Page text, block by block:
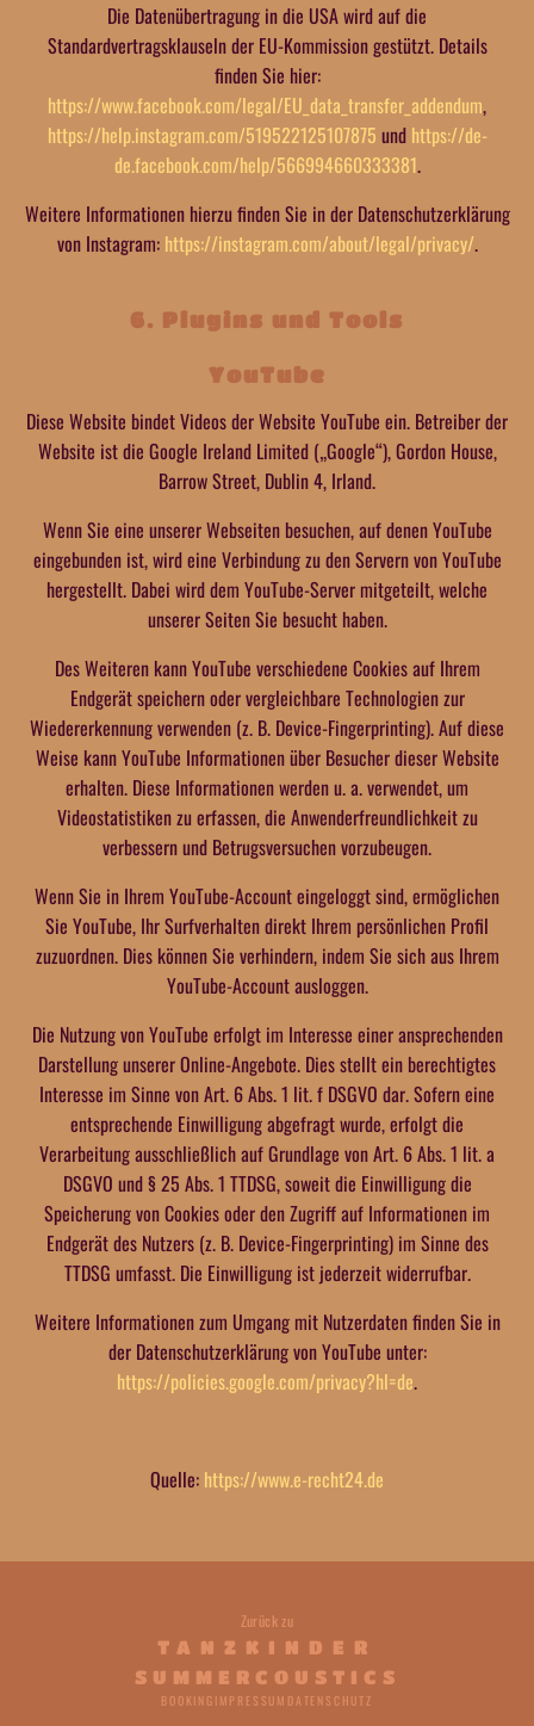
Die Datenübertragung in die USA wird auf die
Standardvertragsklauseln der EU-Kommission gestützt. Details
finden Sie hier:
https://www.facebook.com/legal/EU_data_transfer_addendum,
https://help.instagram.com/519522125107875 und https://de-
de.facebook.com/help/566994660333381.
Weitere Informationen hierzu finden Sie in der Datenschutzerklärung
von Instagram: https://instagram.com/about/legal/privacy/.
6. Plugins und Tools
YouTube
Diese Website bindet Videos der Website YouTube ein. Betreiber der
Website ist die Google Ireland Limited („Google“), Gordon House,
Barrow Street, Dublin 4, Irland.
Wenn Sie eine unserer Webseiten besuchen, auf denen YouTube
eingebunden ist, wird eine Verbindung zu den Servern von YouTube
hergestellt. Dabei wird dem YouTube-Server mitgeteilt, welche
unserer Seiten Sie besucht haben.
Des Weiteren kann YouTube verschiedene Cookies auf Ihrem
Endgerät speichern oder vergleichbare Technologien zur
Wiedererkennung verwenden (z. B. Device-Fingerprinting). Auf diese
Weise kann YouTube Informationen über Besucher dieser Website
erhalten. Diese Informationen werden u. a. verwendet, um
Videostatistiken zu erfassen, die Anwenderfreundlichkeit zu
verbessern und Betrugsversuchen vorzubeugen.
Wenn Sie in Ihrem YouTube-Account eingeloggt sind, ermöglichen
Sie YouTube, Ihr Surfverhalten direkt Ihrem persönlichen Profil
zuzuordnen. Dies können Sie verhindern, indem Sie sich aus Ihrem
YouTube-Account ausloggen.
Die Nutzung von YouTube erfolgt im Interesse einer ansprechenden
Darstellung unserer Online-Angebote. Dies stellt ein berechtigtes
Interesse im Sinne von Art. 6 Abs. 1 lit. f DSGVO dar. Sofern eine
entsprechende Einwilligung abgefragt wurde, erfolgt die
Verarbeitung ausschließlich auf Grundlage von Art. 6 Abs. 1 lit. a
DSGVO und § 25 Abs. 1 TTDSG, soweit die Einwilligung die
Speicherung von Cookies oder den Zugriff auf Informationen im
Endgerät des Nutzers (z. B. Device-Fingerprinting) im Sinne des
TTDSG umfasst. Die Einwilligung ist jederzeit widerrufbar.
Weitere Informationen zum Umgang mit Nutzerdaten finden Sie in
der Datenschutzerklärung von YouTube unter:
https://policies.google.com/privacy?hl=de.
Quelle: https://www.e-recht24.de
Zurück zu
TANZKINDER
SUMMERCOUSTICS
BOOKING IMPRESSUM DATENSCHUTZ